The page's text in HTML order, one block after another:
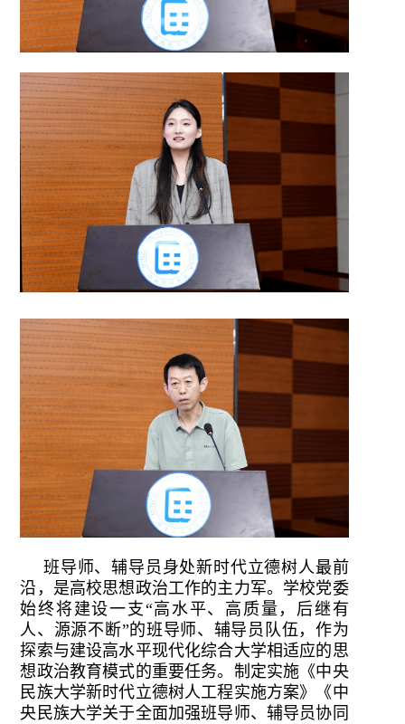
班导师、辅导员身处新时代立德树人最前
沿，是高校思想政治工作的主力军。学校党委
始终将建设一支“高水平、高质量，后继有
人、源源不断”的班导师、辅导员队伍，作为
探索与建设高水平现代化综合大学相适应的思
想政治教育模式的重要任务。制定实施《中央
民族大学新时代立德树人工程实施方案》《中
央民族大学关于全面加强班导师、辅导员协同